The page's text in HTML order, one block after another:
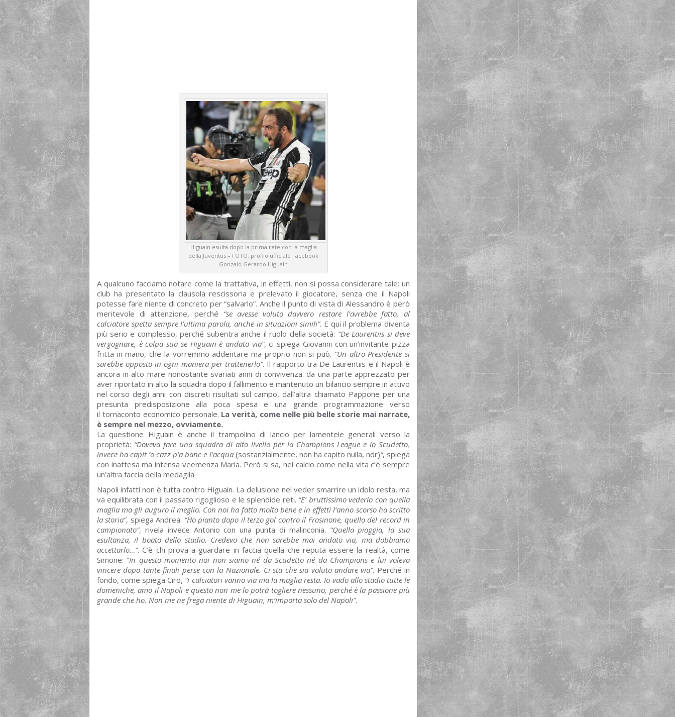
Higuain esulta dopo la prima rete con la maglia
della Juventus – FOTO: profilo ufficiale Facebook
Gonzalo Gerardo Higuain
A qualcuno facciamo notare come la trattativa, in effetti, non si possa considerare tale: un
club ha presentato la clausola rescissoria e prelevato il giocatore, senza che il Napoli
potesse fare niente di concreto per “salvarlo”. Anche il punto di vista di Alessandro è però
meritevole di attenzione, perché “se avesse voluto davvero restare l’avrebbe fatto, al
calciatore spetta sempre l’ultima parola, anche in situazioni simili”. E qui il problema diventa
più serio e complesso, perché subentra anche il ruolo della società: “De Laurentiis si deve
vergognare, è colpa sua se Higuain è andato via”, ci spiega Giovanni con un’invitante pizza
fritta in mano, che la vorremmo addentare ma proprio non si può. “Un altro Presidente si
sarebbe opposto in ogni maniera per trattenerlo”. Il rapporto tra De Laurentiis e il Napoli è
ancora in alto mare nonostante svariati anni di convivenza: da una parte apprezzato per
aver riportato in alto la squadra dopo il fallimento e mantenuto un bilancio sempre in attivo
nel corso degli anni con discreti risultati sul campo, dall’altra chiamato Pappone per una
presunta predisposizione alla poca spesa e una grande programmazione verso
il tornaconto economico personale. La verità, come nelle più belle storie mai narrate,
è sempre nel mezzo, ovviamente.
La questione Higuain è anche il trampolino di lancio per lamentele generali verso la
proprietà: “Doveva fare una squadra di alto livello per la Champions League e lo Scudetto,
invece ha capit ‘o cazz p’a banc e l’acqua(sostanzialmente, non ha capito nulla, ndr)“, spiega
con inattesa ma intensa veemenza Maria. Però si sa, nel calcio come nella vita c’è sempre
un’altra faccia della medaglia.
Napoli infatti non è tutta contro Higuain. La delusione nel veder smarrire un idolo resta, ma
va equilibrata con il passato rigoglioso e le splendide reti. “E’ bruttissimo vederlo con quella
maglia ma gli auguro il meglio. Con noi ha fatto molto bene e in effetti l’anno scorso ha scritto
la storia”, spiega Andrea. “Ho pianto dopo il terzo gol contro il Frosinone, quello del record in
campionato”, rivela invece Antonio con una punta di malinconia. “Quella pioggia, la sua
esultanza, il boato dello stadio. Credevo che non sarebbe mai andato via, ma dobbiamo
accettarlo…”. C’è chi prova a guardare in faccia quella che reputa essere la realtà, come
Simone: “In questo momento noi non siamo né da Scudetto né da Champions e lui voleva
vincere dopo tante finali perse con la Nazionale. Ci sta che sia voluto andare via”. Perché in
fondo, come spiega Ciro, “i calciatori vanno via ma la maglia resta. Io vado allo stadio tutte le
domeniche, amo il Napoli e questo non me lo potrà togliere nessuno, perché è la passione più
grande che ho. Non me ne frega niente di Higuain, m’importa solo del Napoli”.